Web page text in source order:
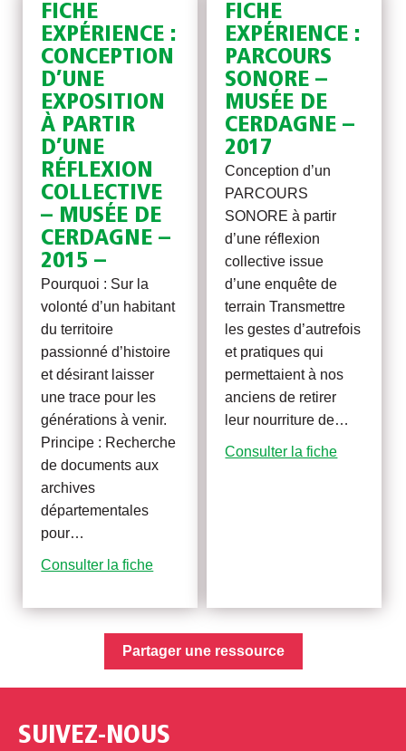
FICHE
EXPÉRIENCE :
CONCEPTION
D’UNE
EXPOSITION
À PARTIR
D’UNE
RÉFLEXION
COLLECTIVE
– MUSÉE DE
CERDAGNE –
2015 –
Pourquoi : Sur la
volonté d’un habitant
du territoire
passionné d’histoire
et désirant laisser
une trace pour les
générations à venir.
Principe : Recherche
de documents aux
archives
départementales
pour…
Consulter la fiche
FICHE
EXPÉRIENCE :
PARCOURS
SONORE –
MUSÉE DE
CERDAGNE –
2017
Conception d’un
PARCOURS
SONORE à partir
d’une réflexion
collective issue
d’une enquête de
terrain Transmettre
les gestes d’autrefois
et pratiques qui
permettaient à nos
anciens de retirer
leur nourriture de…
Consulter la fiche
Partager une ressource
SUIVEZ-NOUS